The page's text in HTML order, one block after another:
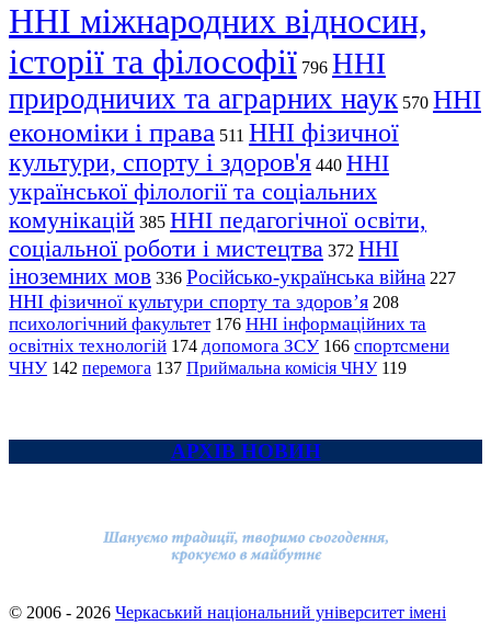
ННІ міжнародних відносин,
історії та філософії 796 ННІ
природничих та аграрних наук 570 ННІ
економіки і права 511 ННІ фізичної
культури, спорту і здоров'я 440 ННІ
української філології та соціальних
комунікацій 385 ННІ педагогічної освіти,
соціальної роботи і мистецтва 372 ННІ
іноземних мов 336 Російсько-українська війна 227
ННІ фізичної культури спорту та здоров’я 208
психологічний факультет 176 ННІ інформаційних та
освітніх технологій 174 допомога ЗСУ 166 спортсмени
ЧНУ 142 перемога 137 Приймальна комісія ЧНУ 119
АРХІВ НОВИН
© 2006 - 2026 Черкаський національний університет імені